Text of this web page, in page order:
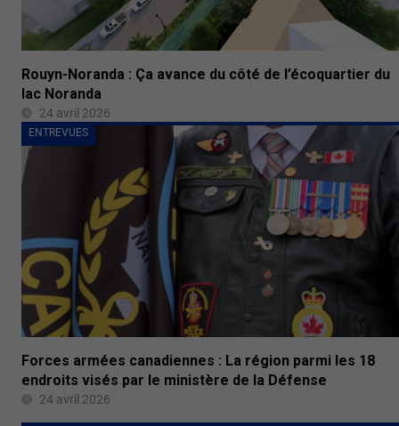
Rouyn-Noranda : Ça avance du côté de l’écoquartier du
lac Noranda
24 avril 2026
ENTREVUES
Forces armées canadiennes : La région parmi les 18
endroits visés par le ministère de la Défense
24 avril 2026